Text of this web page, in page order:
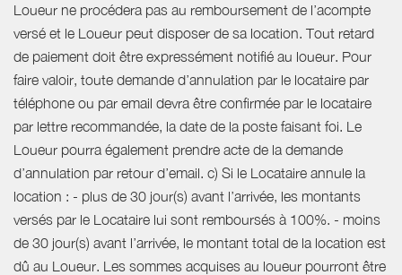
Loueur ne procédera pas au remboursement de l’acompte
versé et le Loueur peut disposer de sa location. Tout retard
de paiement doit être expressément notifié au loueur. Pour
faire valoir, toute demande d’annulation par le locataire par
téléphone ou par email devra être confirmée par le locataire
par lettre recommandée, la date de la poste faisant foi. Le
Loueur pourra également prendre acte de la demande
d’annulation par retour d’email. c) Si le Locataire annule la
location : - plus de 30 jour(s) avant l’arrivée, les montants
versés par le Locataire lui sont remboursés à 100%. - moins
de 30 jour(s) avant l’arrivée, le montant total de la location est
dû au Loueur. Les sommes acquises au loueur pourront être